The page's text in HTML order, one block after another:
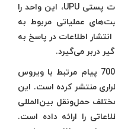
داشته باشد. عبدالله بوزتا، مدیر عملیات پستی UPU، این واحد را
عملیاتی مربوط به
و انتشار اطلاعات در پاسخ به
دربر می‌گیرد.
تا امروز، این واحد عملیاتی بیش از 700 پیام مرتبط با ویروس
منتشر کرده است. این
حمل‌و‌نقل بین‌المللی
را ارائه داده است.